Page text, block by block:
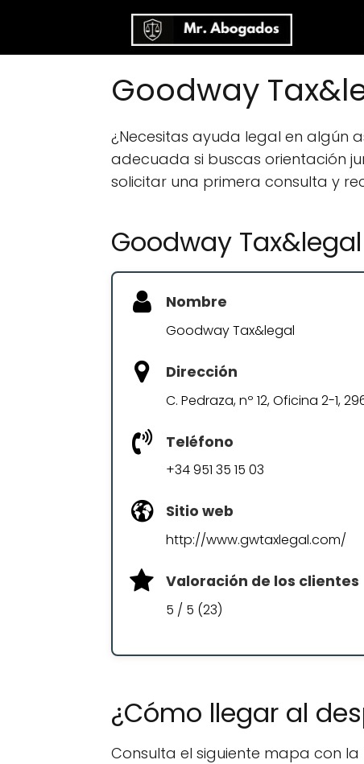
Goodway
¿Necesitas ayuda legal en algún
adecuada si buscas orientación
solicitar una primera consulta y
Goodway Tax&legal
Nombre
Goodway Tax&legal
Dirección
C. Pedraza, nº 12, Oficina 2-1,
Teléfono
+34 951 35 15 03
Sitio web
http://www.gwtaxlegal.com/
Valoración de los clientes
5 / 5 (23)
¿Cómo llegar al
Consulta el siguiente mapa con